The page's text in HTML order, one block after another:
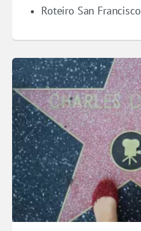
Roteiro San Francisco